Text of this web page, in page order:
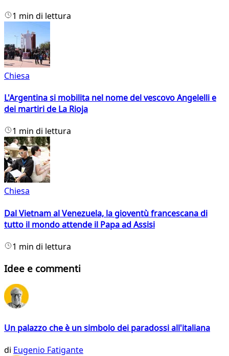
1 min di lettura
Chiesa
L'Argentina si mobilita nel nome del vescovo Angelelli e
dei martiri de La Rioja
1 min di lettura
Chiesa
Dal Vietnam al Venezuela, la gioventù francescana di
tutto il mondo attende il Papa ad Assisi
1 min di lettura
Idee e commenti
Un palazzo che è un simbolo dei paradossi all'italiana
di Eugenio Fatigante